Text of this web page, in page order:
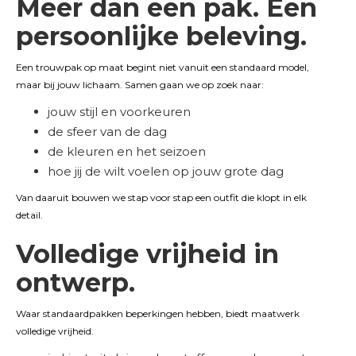
Meer dan een pak. Een
persoonlijke beleving.
Een trouwpak op maat begint niet vanuit een standaard model,
maar bij jouw lichaam. Samen gaan we op zoek naar:
jouw stijl en voorkeuren
de sfeer van de dag
de kleuren en het seizoen
hoe jij de wilt voelen op jouw grote dag
Van daaruit bouwen we stap voor stap een outfit die klopt in elk
detail.
Volledige vrijheid in
ontwerp.
Waar standaardpakken beperkingen hebben, biedt maatwerk
volledige vrijheid.